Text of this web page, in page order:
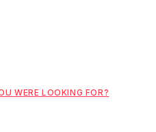
WERE LOOKING FOR?